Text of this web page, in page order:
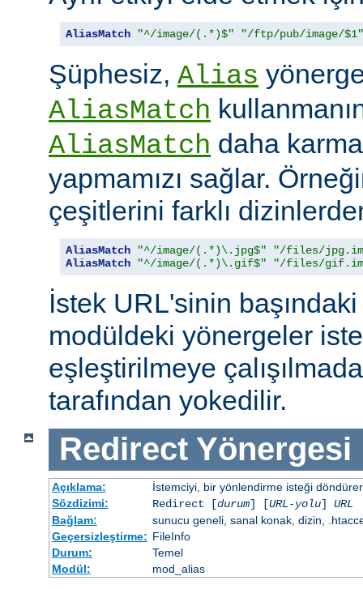
AliasMatch "^/image/(.*)$" "/ftp/pub/image/$1"
Şüphesiz, Alias
AliasMatch
AliasMatch daha
yapmamızı sağlar.
çeşitlerini farklı
AliasMatch "^/image/(.*)\.jpg$"
"/files/
AliasMatch
"^/image/(.*)\.gif$" "/files/
İstek URL'sinin
modüldeki yönergeler
eşleştirilmeye
tarafından yokedilir.
Redirect Yönergesi
Açıklama:
İstemciyi, bir yönlendirme isteği
Sözdizimi:
Redirect [durum] [URL-yolu] URL
Bağlam:
sunucu geneli, sanal konak, dizin,
Geçersizleştirme: FileInfo
Durum:
Temel
Modül:
mod_alias